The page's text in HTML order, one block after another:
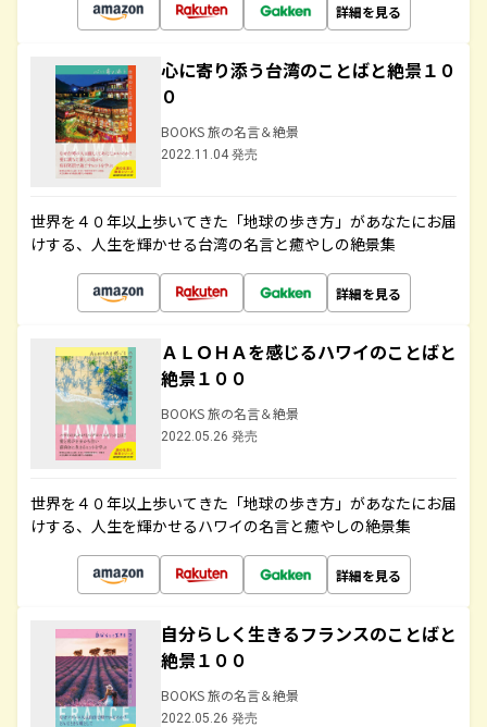
詳細を見る
心に寄り添う台湾のことばと絶景１０
０
BOOKS 旅の名言＆絶景
2022.11.04 発売
世界を４０年以上歩いてきた「地球の歩き方」があなたにお届
けする、人生を輝かせる台湾の名言と癒やしの絶景集
詳細を見る
ＡＬＯＨＡを感じるハワイのことばと
絶景１００
BOOKS 旅の名言＆絶景
2022.05.26 発売
世界を４０年以上歩いてきた「地球の歩き方」があなたにお届
けする、人生を輝かせるハワイの名言と癒やしの絶景集
詳細を見る
自分らしく生きるフランスのことばと
絶景１００
BOOKS 旅の名言＆絶景
2022.05.26 発売